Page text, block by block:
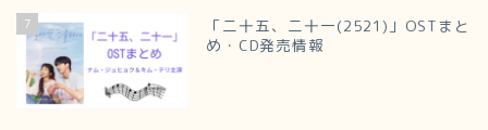
7
「二十五、二十一(2521)」OSTまと
め・CD発売情報